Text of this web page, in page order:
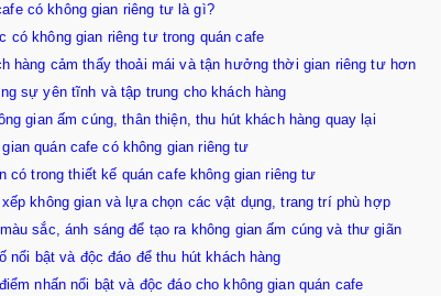
có không gian riêng tư là gì?
có không gian riêng tư trong quán cafe
hàng cảm thấy thoải mái và tận hưởng thời gian riêng tư hơn
sự yên tĩnh và tập trung cho khách hàng
gian ấm cúng, thân thiện, thu hút khách hàng quay lại
quán cafe có không gian riêng tư
có trong thiết kế quán cafe không gian riêng tư
không gian và lựa chọn các vật dụng, trang trí phù hợp
sắc, ánh sáng để tạo ra không gian ấm cúng và thư giãn
nổi bật và độc đáo để thu hút khách hàng
nhấn nổi bật và độc đáo cho không gian quán cafe